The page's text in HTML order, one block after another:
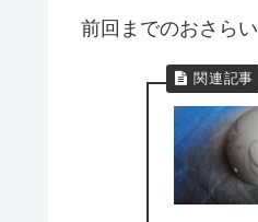
前回までのおさらい